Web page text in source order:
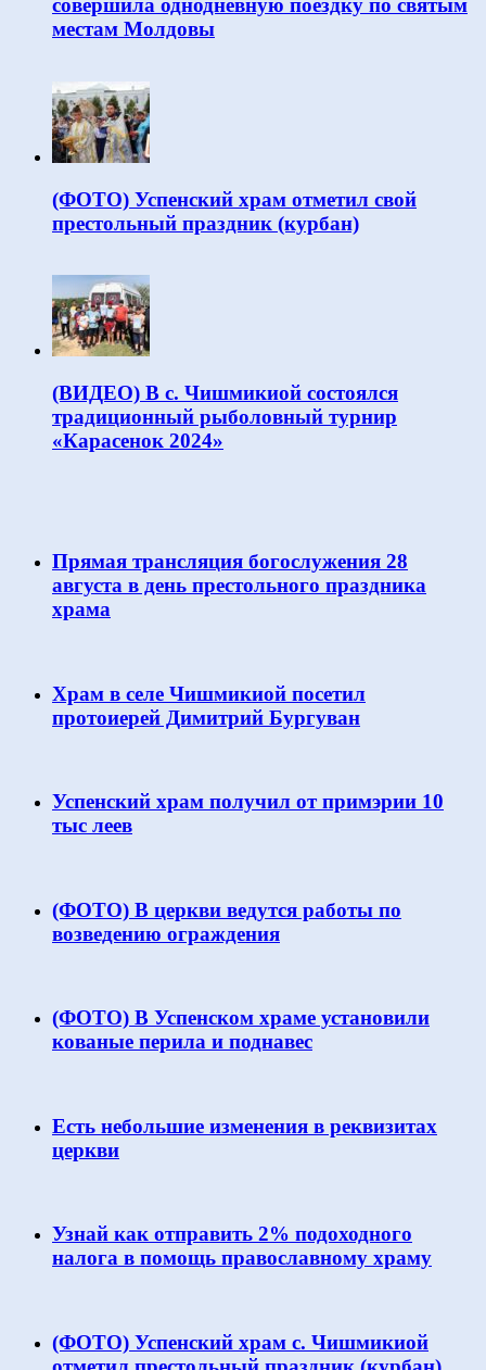
совершила однодневную поездку по святым
местам Молдовы
(ФОТО) Успенский храм отметил свой
престольный праздник (курбан)
(ВИДЕО) В с. Чишмикиой состоялся
традиционный рыболовный турнир
«Карасенок 2024»
Прямая трансляция богослужения 28
августа в день престольного праздника
храма
Храм в селе Чишмикиой посетил
протоиерей Димитрий Бургуван
Успенский храм получил от примэрии 10
тыс леев
(ФОТО) В церкви ведутся работы по
возведению ограждения
(ФОТО) В Успенском храме установили
кованые перила и поднавес
Есть небольшие изменения в реквизитах
церкви
Узнай как отправить 2% подоходного
налога в помощь православному храму
(ФОТО) Успенский храм с. Чишмикиой